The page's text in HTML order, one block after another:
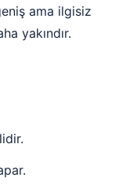
ama ilgisiz
yakındır.